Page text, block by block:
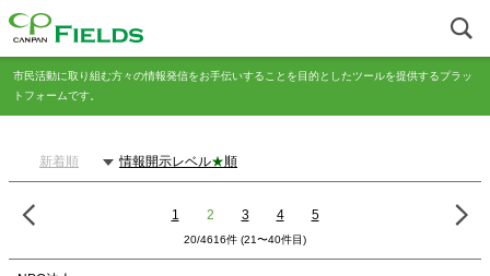
市民活動に取り組む方々の情報発信をお手伝いすることを目的としたツールを提供するプラッ
トフォームです。
新着順 情報開示レベル★ 順
1 2 3 4 5
20/4616件 (21〜40件目)